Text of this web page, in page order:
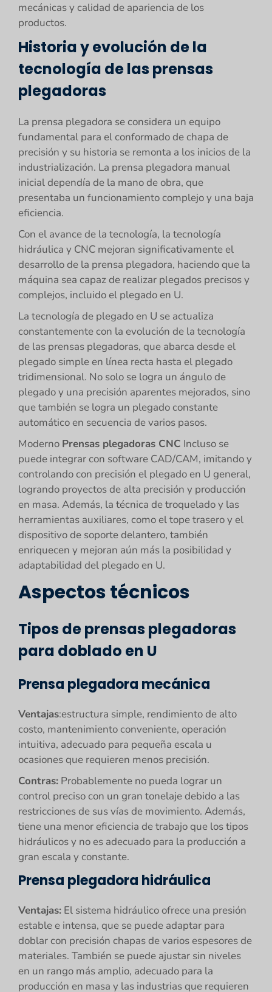
mecánicas y calidad de apariencia de los
productos.
Historia y evolución de la
tecnología de las prensas
plegadoras
La prensa plegadora se considera un equipo
fundamental para el conformado de chapa de
precisión y su historia se remonta a los inicios de la
industrialización. La prensa plegadora manual
inicial dependía de la mano de obra, que
presentaba un funcionamiento complejo y una baja
eficiencia.
Con el avance de la tecnología, la tecnología
hidráulica y CNC mejoran significativamente el
desarrollo de la prensa plegadora, haciendo que la
máquina sea capaz de realizar plegados precisos y
complejos, incluido el plegado en U.
La tecnología de plegado en U se actualiza
constantemente con la evolución de la tecnología
de las prensas plegadoras, que abarca desde el
plegado simple en línea recta hasta el plegado
tridimensional. No solo se logra un ángulo de
plegado y una precisión aparentes mejorados, sino
que también se logra un plegado constante
automático en secuencia de varios pasos.
Moderno Prensas plegadoras CNC Incluso se
puede integrar con software CAD/CAM, imitando y
controlando con precisión el plegado en U general,
logrando proyectos de alta precisión y producción
en masa. Además, la técnica de troquelado y las
herramientas auxiliares, como el tope trasero y el
dispositivo de soporte delantero, también
enriquecen y mejoran aún más la posibilidad y
adaptabilidad del plegado en U.
Aspectos técnicos
Tipos de prensas plegadoras
para doblado en U
Prensa plegadora mecánica
Ventajas:estructura simple, rendimiento de alto
costo, mantenimiento conveniente, operación
intuitiva, adecuado para pequeña escala u
ocasiones que requieren menos precisión.
Contras: Probablemente no pueda lograr un
control preciso con un gran tonelaje debido a las
restricciones de sus vías de movimiento. Además,
tiene una menor eficiencia de trabajo que los tipos
hidráulicos y no es adecuado para la producción a
gran escala y constante.
Prensa plegadora hidráulica
Ventajas: El sistema hidráulico ofrece una presión
estable e intensa, que se puede adaptar para
doblar con precisión chapas de varios espesores de
materiales. También se puede ajustar sin niveles
en un rango más amplio, adecuado para la
producción en masa y las industrias que requieren